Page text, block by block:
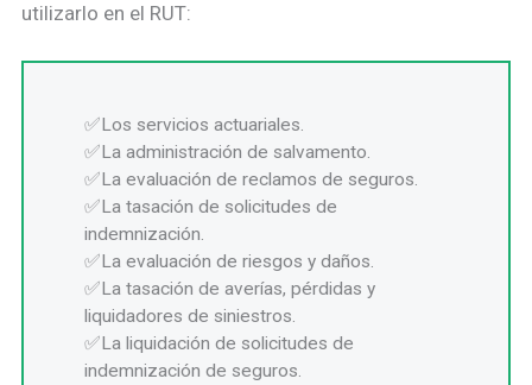
utilizarlo en el RUT:
Los servicios actuariales.
La administración de salvamento.
La evaluación de reclamos de seguros.
La tasación de solicitudes de
indemnización.
La evaluación de riesgos y daños.
La tasación de averías, pérdidas y
liquidadores de siniestros.
La liquidación de solicitudes de
indemnización de seguros.